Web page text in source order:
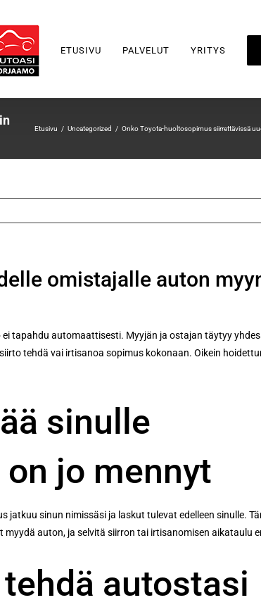
ETUSIVU PALVELUT YRITYS
Etusivu Uncategorized Onko Toyota-huoltosopimus siirrettävissä
omistajalle auton
tapahdu automaattisesti. Myyjän ja ostajan täytyy
tehdä vai irtisanoa sopimus kokonaan. Oikein
sinulle
jo mennyt
sinun nimissäsi ja laskut tulevat edelleen sinulle.
auton, ja selvitä siirron tai irtisanomisen aikataulu
autostasi